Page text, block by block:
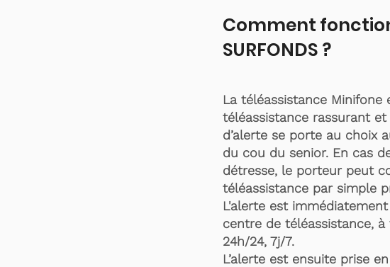
Comment
SURFONDS ?
La téléassistance Minifone
téléassistance rassurant
d’alerte se porte au choix
du cou du senior. En cas
détresse, le porteur peut
téléassistance par simple
L'alerte est
centre de téléassistance,
24h/24, 7j/7.
L’alerte est ensuite prise